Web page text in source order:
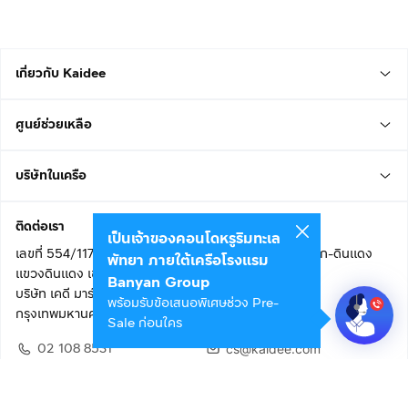
เกี่ยวกับ Kaidee
ศูนย์ช่วยเหลือ
บริษัทในเครือ
ติดต่อเรา
เลขที่ 554/117 อาคารสกายไนน์ เซ็นเตอร์ ชั้น 22 ถนนอโศก-ดินแดง
แขวงดินแดง เขตดินแดง
บริษัท เคดี มาร์เก็ตเพลส จำกัด (สำนักงานใหญ่)
กรุงเทพมหานคร 10400
02 108 8531
cs@kaidee.com
เป็นเจ้าของคอนโดหรูริมทะเล
พัทยา ภายใต้เครือโรงแรม
Banyan Group
พร้อมรับข้อเสนอพิเศษช่วง Pre-
Sale ก่อนใคร